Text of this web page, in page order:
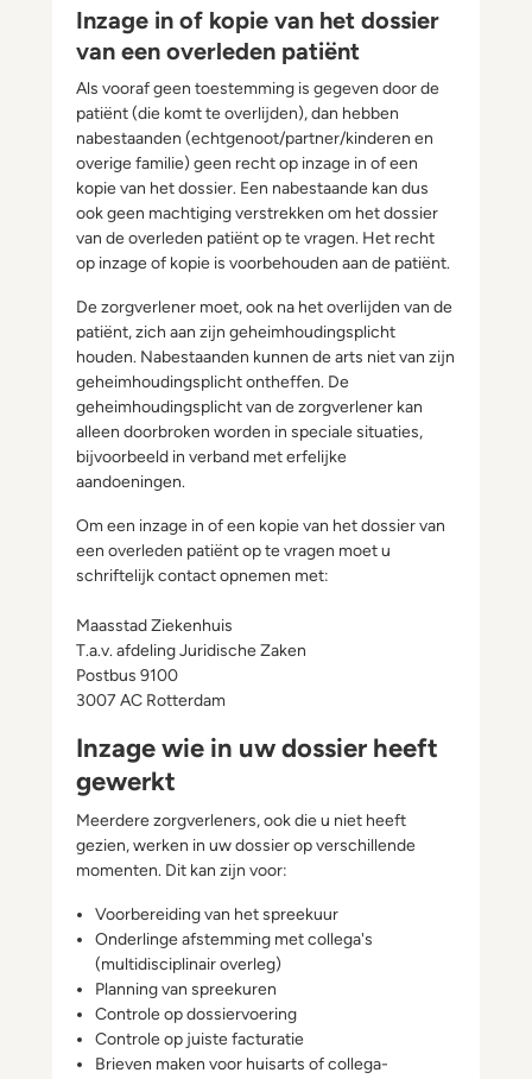
Inzage in of kopie van het dossier
van een overleden patiënt
Als vooraf geen toestemming is gegeven door de
patiënt (die komt te overlijden), dan hebben
nabestaanden (echtgenoot/partner/kinderen en
overige familie) geen recht op inzage in of een
kopie van het dossier. Een nabestaande kan dus
ook geen machtiging verstrekken om het dossier
van de overleden patiënt op te vragen. Het recht
op inzage of kopie is voorbehouden aan de patiënt.
De zorgverlener moet, ook na het overlijden van de
patiënt, zich aan zijn geheimhoudingsplicht
houden. Nabestaanden kunnen de arts niet van zijn
geheimhoudingsplicht ontheffen. De
geheimhoudingsplicht van de zorgverlener kan
alleen doorbroken worden in speciale situaties,
bijvoorbeeld in verband met erfelijke
aandoeningen.
Om een inzage in of een kopie van het dossier van
een overleden patiënt op te vragen moet u
schriftelijk contact opnemen met:
Maasstad Ziekenhuis
T.a.v. afdeling Juridische Zaken
Postbus 9100
3007 AC Rotterdam
Inzage wie in uw dossier heeft
gewerkt
Meerdere zorgverleners, ook die u niet heeft
gezien, werken in uw dossier op verschillende
momenten. Dit kan zijn voor:
Voorbereiding van het spreekuur
Onderlinge afstemming met collega's
(multidisciplinair overleg)
Planning van spreekuren
Controle op dossiervoering
Controle op juiste facturatie
Brieven maken voor huisarts of collega-